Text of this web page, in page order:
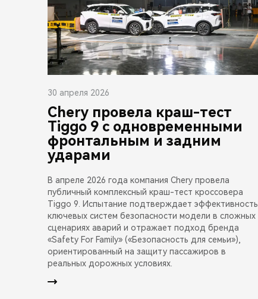
30 апреля 2026
Chery провела краш-тест
Tiggo 9 с одновременными
фронтальным и задним
ударами
В апреле 2026 года компания Chery провела
публичный комплексный краш-тест кроссовера
Tiggo 9. Испытание подтверждает эффективность
ключевых систем безопасности модели в сложных
сценариях аварий и отражает подход бренда
«Safety For Family» («Безопасность для семьи»),
ориентированный на защиту пассажиров в
реальных дорожных условиях.